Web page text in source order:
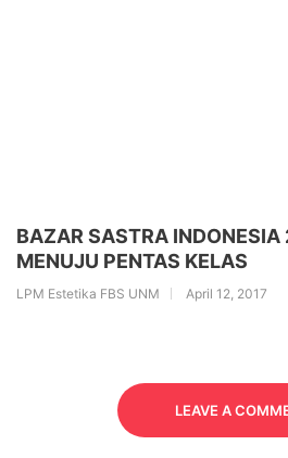
BAZAR SASTRA
MENUJU PENTAS KELAS
LPM Estetika FBS UNM April 12, 2017
LEAVE A